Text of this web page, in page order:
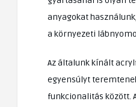
anyagokat
a környezeti
Az általunk kínált
egyensúlyt
funkcionalitás között.